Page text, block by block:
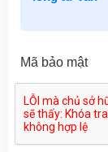
Mã bảo mật